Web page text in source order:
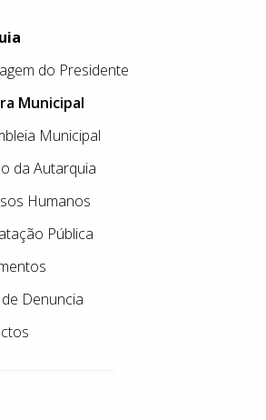
do Presidente
Municipal
Municipal
da Autarquia
Humanos
Pública
Denuncia